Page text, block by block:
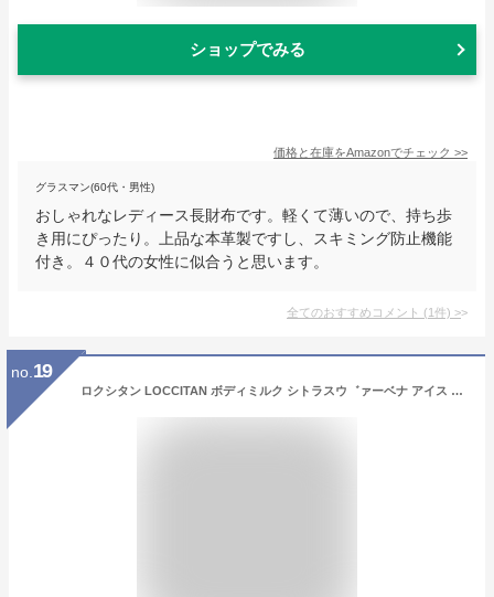
ショップでみる
価格と在庫をAmazonでチェック >>
グラスマン(60代・男性)
おしゃれなレディース長財布です。軽くて薄いので、持ち歩
き用にぴったり。上品な本革製ですし、スキミング防止機能
付き。４０代の女性に似合うと思います。
全てのおすすめコメント (1件) >
no. 19
ロクシタン LOCCITAN ボディミルク シトラスウ゛ァーベナ アイス ボディミルク 250ml ボディクリーム ボディローション シトラスヴァーベナ シトラス ヴァーベナ ひんやり 乾燥 保湿 ボディ 夏 シトラス アイス ボディミルク